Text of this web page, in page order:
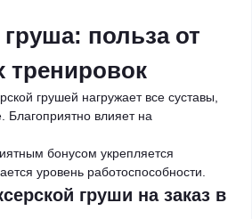
польза от
тренировок
грушей нагружает все суставы,
влияет на
бонусом укрепляется
уровень работоспособности.
груши на заказ в